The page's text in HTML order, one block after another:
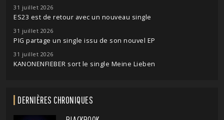
31 juillet 2026
ES23 est de retour avec un nouveau single
31 juillet 2026
PIG partage un single issu de son nouvel EP
31 juillet 2026
KANONENFIEBER sort le single Meine Lieben
DERNIÈRES CHRONIQUES